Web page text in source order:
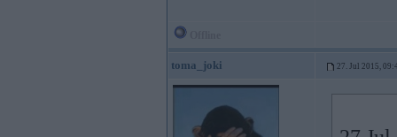
toma_joki 27. Jul 2015,